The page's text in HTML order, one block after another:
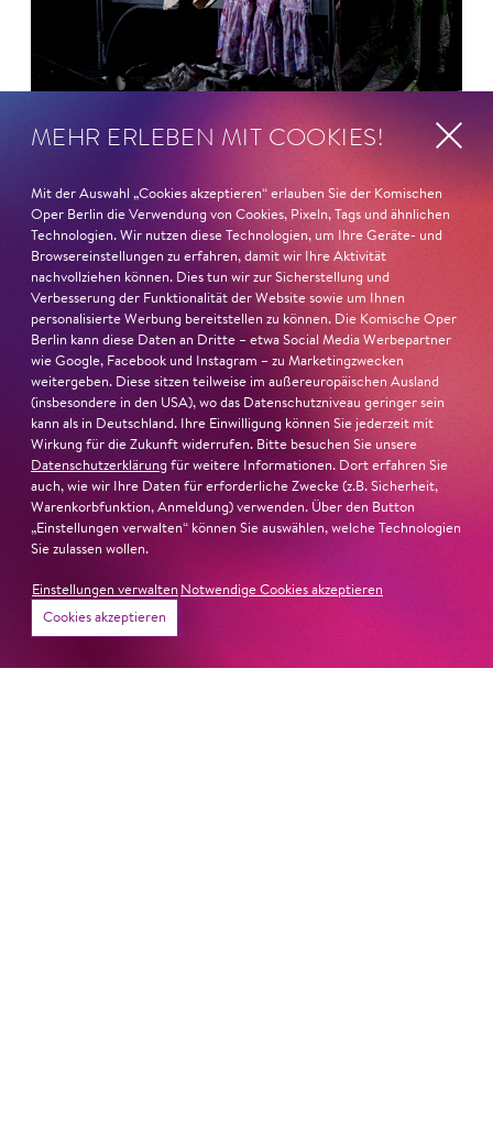
Ambur Braid für DER FAUST
nominiert
Ambur Braidist für den Deutschen Theaterpreis DER
FAUST nominiert in der Kategorie »Darsteller:in
Musiktheater«. Ihr eindrucksvolles Rollendebüt als
Katerina Lwowna Ismailowa in Barrie KoskysLady
Macbeth von Mzensk sei jederzeit authentisch, ziehe das
Publikum in ihren Bann, fordere zum Miterleben und
Mitleiden heraus – niemand im Saal bliebe teilnahmslos
zurück, lobt die Jury Ambur Braids stimmliche Wucht
und ihre starke Bühnenpräsenz:
sind Auflehnung und Verletzlichkeit ebenso nachfühlbar
wie die verzweifelte Einsamkeit ihrer Figur.«
MEHR ERLEBEN MIT COOKIES!
Mit der Auswahl „Cookies akzeptieren“ erlauben Sie der Komischen
Oper Berlin die Verwendung von Cookies, Pixeln, Tags und ähnlichen
Technologien. Wir nutzen diese Technologien, um Ihre Geräte- und
Browsereinstellungen zu erfahren, damit wir Ihre Aktivität
nachvollziehen können. Dies tun wir zur Sicherstellung und
Verbesserung der Funktionalität der Website sowie um Ihnen
personalisierte Werbung bereitstellen zu können. Die Komische Oper
Berlin kann diese Daten an Dritte – etwa Social Media Werbepartner
wie Google, Facebook und Instagram – zu Marketingzwecken
weitergeben. Diese sitzen teilweise im außereuropäischen Ausland
(insbesondere in den USA), wo das Datenschutzniveau geringer sein
kann als in Deutschland. Ihre Einwilligung können Sie jederzeit mit
Wirkung für die Zukunft widerrufen. Bitte besuchen Sie unsere
Datenschutzerklärung für weitere Informationen. Dort erfahren Sie
auch, wie wir Ihre Daten für erforderliche Zwecke (z.B. Sicherheit,
Warenkorbfunktion, Anmeldung) verwenden. Über den Button
„Einstellungen verwalten“ können Sie auswählen, welche Technologien
Sie zulassen wollen.
Einstellungen verwalten Notwendige Cookies akzeptieren
Cookies akzeptieren